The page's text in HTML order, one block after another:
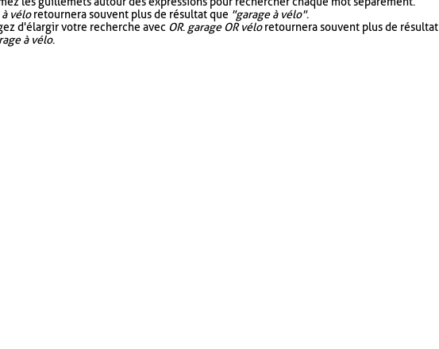
véloretournera souvent plus de résultat que "garage à vélo".
d'élargir votre recherche avec OR. garage OR véloretournera souvent plus de résultat
à vélo.